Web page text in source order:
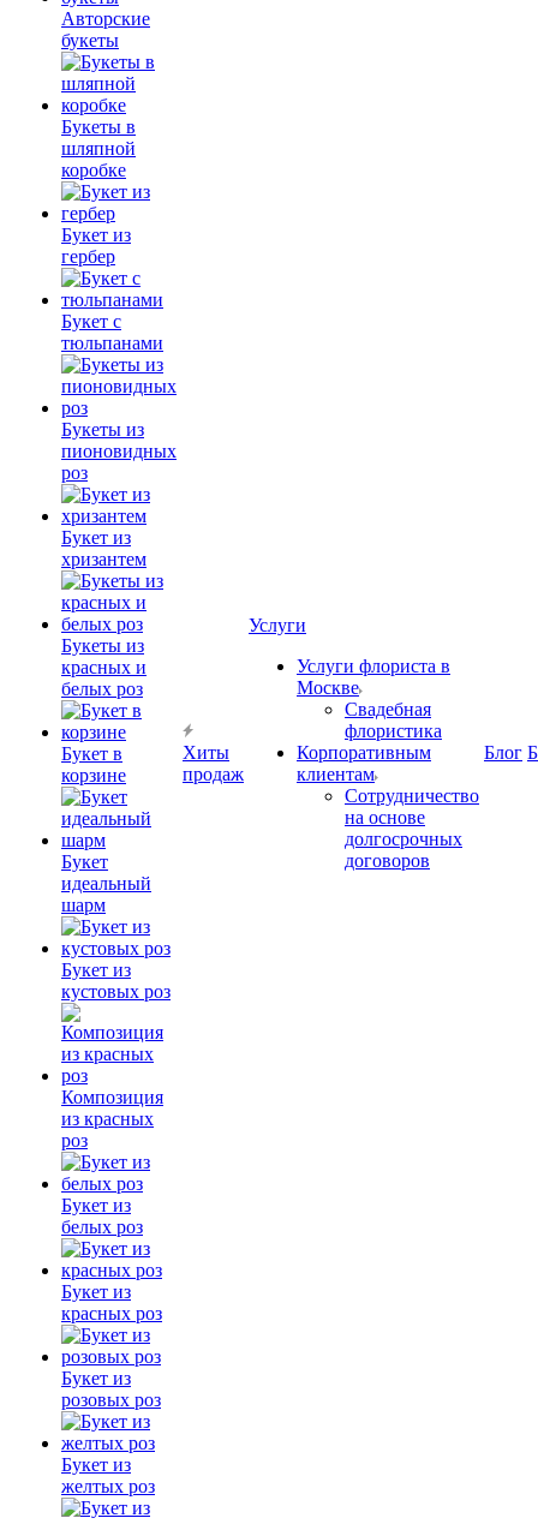
Авторские
букеты
Букеты в
шляпной
коробке
Букет из
гербер
Букет с
тюльпанами
Букеты из
пионовидных
роз
Букет из
хризантем
Букеты из
красных и
белых роз
Букет в
корзине
Букет
идеальный
шарм
Букет из
кустовых роз
Композиция
из красных
роз
Букет из
белых роз
Букет из
красных роз
Букет из
розовых роз
Букет из
желтых роз
Хиты
продаж
Услуги
Услуги флориста в
Москве
Свадебная
флористика
Корпоративным
клиентам
Сотрудничество
на основе
долгосрочных
договоров
Блог